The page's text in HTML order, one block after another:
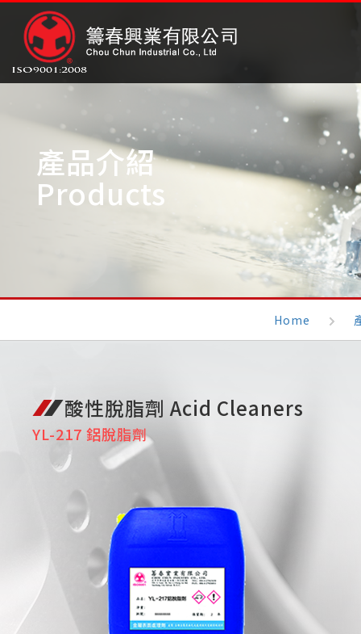
產品介紹
Products
Home
酸性脫脂劑 Acid Cleaners
YL-217 鋁脫脂劑